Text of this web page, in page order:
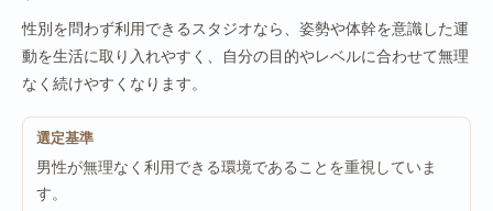
性別を問わず利用できるスタジオなら、姿勢や体幹を意識した運
動を生活に取り入れやすく、自分の目的やレベルに合わせて無理
なく続けやすくなります。
選定基準
男性が無理なく利用できる環境であることを重視していま
す。